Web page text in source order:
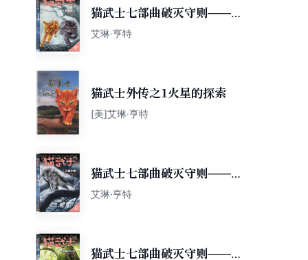
猫武士七部曲破灭守则——迷
雾明光
艾琳·亨特
猫武士外传之1火星的探索
[美]艾琳·亨特
猫武士七部曲破灭守则——无
星之地
艾琳·亨特
猫武士七部曲破灭守则——暗